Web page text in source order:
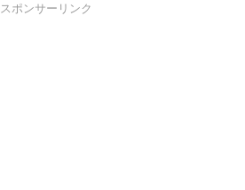
スポンサーリンク